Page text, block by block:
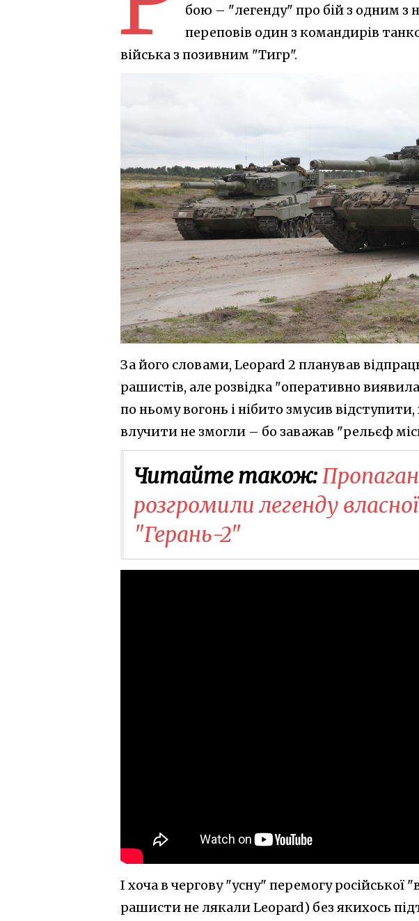
бою – "легенду" про бій з одним з
переповів один з командирів
війська з позивним "Тигр".
За його словами, Leopard 2 планував
рашистів, але розвідка "оперативно
по ньому вогонь і нібито змусив
влучити не змогли – бо заважав "рельєф
Читайте також:
розгромили легенду
"Герань-2"
І хоча в чергову "усну" перемогу
рашисти не лякали Leopard) без якихось